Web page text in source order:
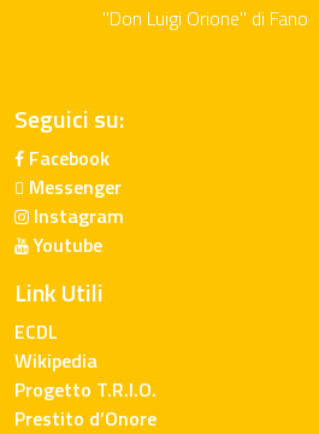
"Don Luigi Orione" di Fano
Seguici su:
Facebook
Messenger
Instagram
Youtube
Link Utili
ECDL
Wikipedia
Progetto T.R.I.O.
Prestito d’Onore